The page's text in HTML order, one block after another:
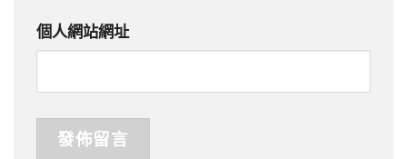
個人網站網址